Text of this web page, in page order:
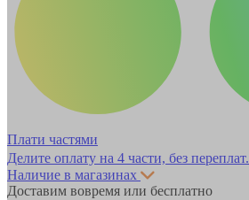
Плати частями
Делите оплату на 4 части, без переплат.
Наличие в магазинах
Доставим вовремя или бесплатно